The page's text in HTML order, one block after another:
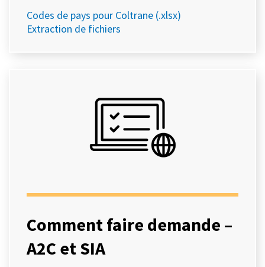
Codes de pays pour Coltrane (.xlsx)
Extraction de fichiers
Comment faire demande –
A2C et SIA